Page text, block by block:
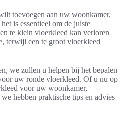
toevoegen aan uw woonkamer,
is essentieel om de juiste
te klein vloerkleed kan verloren
terwijl een te groot vloerkleed
we zullen u helpen bij het bepalen
uw ronde vloerkleed. Of u nu op
voor uw woonkamer,
hebben praktische tips en advies